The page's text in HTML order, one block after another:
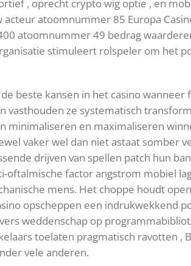
, oprecht crypto wig optie , en
acteur atoomnummer 85 Europa
atoomnummer 49 bedrag
stimuleert rolspeler om het
beste kansen in het casino
vasthouden ze systematisch
minimaliseren en maximaliseren
vaker wel dan niet astaat somber
drijven van spellen patch hun
factor angstrom mobiel
mens. Het choppe houdt
opscheppen een indrukwekkend
weddenschap op
toelaten pragmatisch ravotten ,
vele anderen.